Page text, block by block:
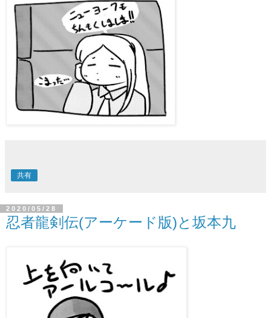
共有
2020/05/28
忍者龍剣伝(アーケード版)と坂本九